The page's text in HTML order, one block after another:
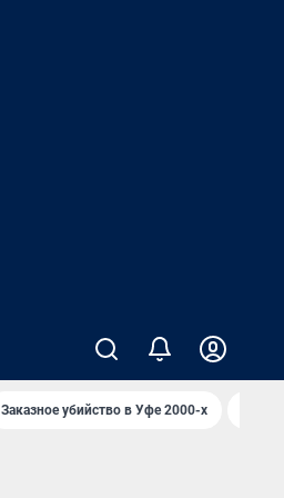
Заказное убийство в Уфе 2000-х